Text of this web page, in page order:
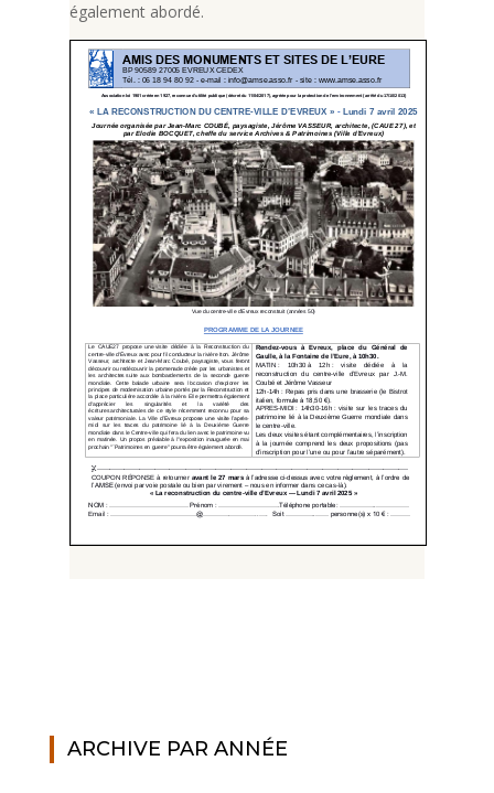
également abordé.
ARCHIVE PAR ANNÉE